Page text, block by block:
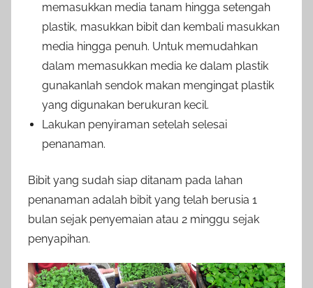
memasukkan media tanam hingga setengah
plastik, masukkan bibit dan kembali masukkan
media hingga penuh. Untuk memudahkan
dalam memasukkan media ke dalam plastik
gunakanlah sendok makan mengingat plastik
yang digunakan berukuran kecil.
Lakukan penyiraman setelah selesai
penanaman.
Bibit yang sudah siap ditanam pada lahan
penanaman adalah bibit yang telah berusia 1
bulan sejak penyemaian atau 2 minggu sejak
penyapihan.